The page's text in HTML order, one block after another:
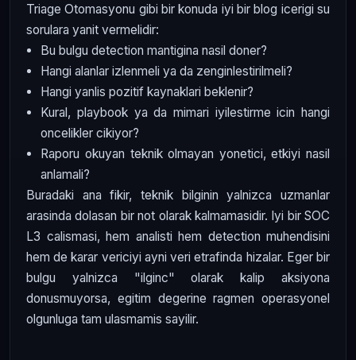
Triage Otomasyonu gibi bir konuda iyi bir blog icerigi su
sorulara yanit vermelidir:
Bu bulgu detection mantigina nasil doner?
Hangi alanlar izlenmeli ya da zenginlestirilmeli?
Hangi yanlis pozitif kaynaklari beklenir?
Kural, playbook ya da mimari iyilestirme icin hangi
oncelikler cikiyor?
Raporu okuyan teknik olmayan yonetici, etkiyi nasil
anlamali?
Buradaki ana fikir, teknik bilginin yalnizca uzmanlar
arasinda dolasan bir not olarak kalmamasidir. Iyi bir SOC
L3 calismasi, hem analisti hem detection muhendisini
hem de karar vericiyi ayni veri etrafinda hizalar. Eger bir
bulgu yalnizca "ilginc" olarak kalip aksiyona
donusmuyorsa, egitim degerine ragmen operasyonel
olgunluga tam ulasmamis sayilir.